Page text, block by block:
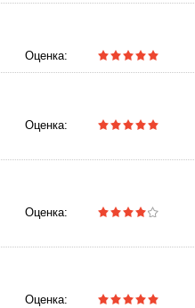
Оценка:
Оценка:
Оценка:
Оценка: